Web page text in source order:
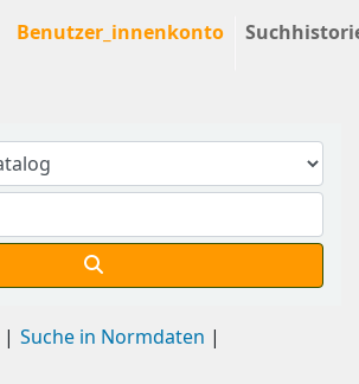
Benutzer_innenkonto
Suche in Normdaten